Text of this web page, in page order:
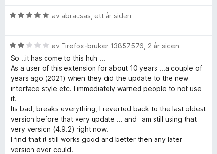
v
t
l
5
u
t
a
v
5
d
t
t
5
u
t
a
v
5
V
d
e
t
t
5
u
t
a
av abracsas ett år siden
V
u
d
e
r
t
t
2
av Firefox-bruker 13857576 2 år siden
So ..it has come to this huh ...
As a user of this extension for about 10 years ...a couple of
years ago (2021) when they did the update to the new
interface style etc. I immediately warned people to not use
it.
Its bad, breaks everything, I reverted back to the last oldest
version before that very update ... and I am still using that
very version (4.9.2) right now.
I find that it still works good and better then any later
version ever could.